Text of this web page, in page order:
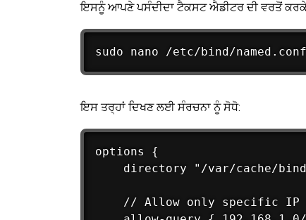
ਇਸਨੂੰ ਆਪਣੇ ਪਸੰਦੀਦਾ ਟੈਕਸਟ ਐਡੀਟਰ ਦੀ ਵਰਤੋਂ
ਇਸ ਤਰ੍ਹਾਂ ਦਿਖਣ ਲਈ ਸੰਰਚਨਾ ਨੂੰ ਸੋਧੋ:
options {
directory "/var/cache/
// Allow only specific